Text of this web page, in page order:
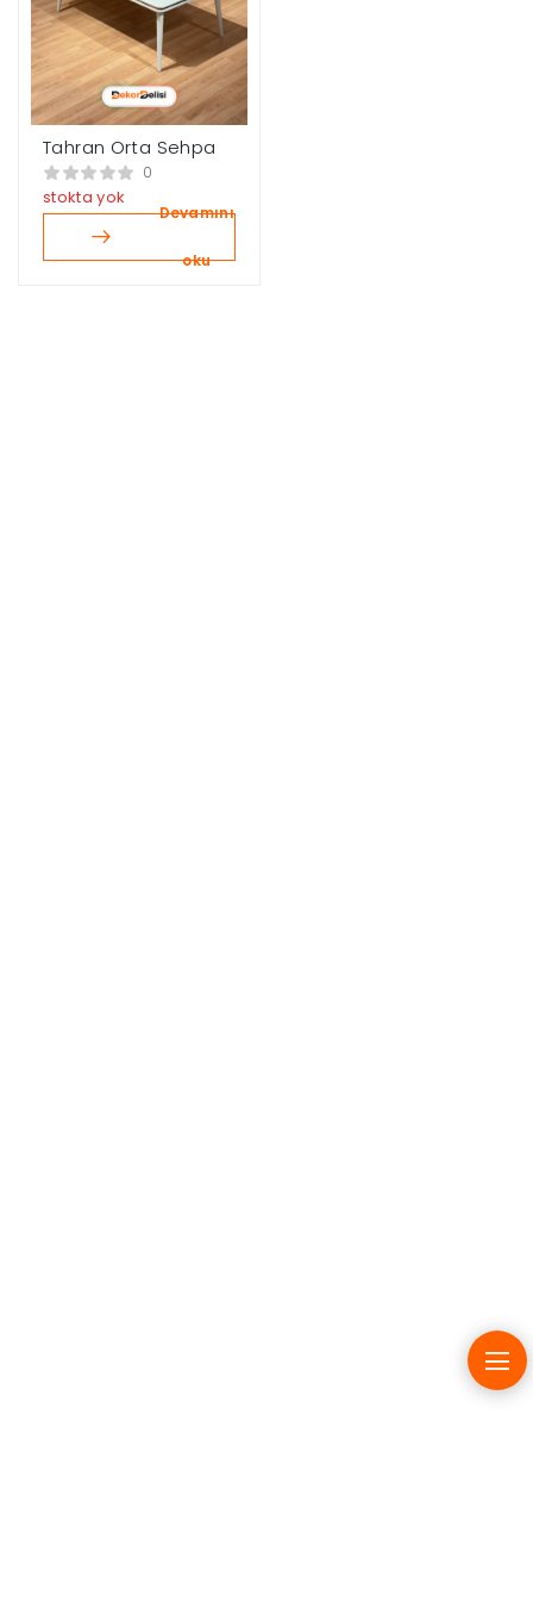
Tahran Orta Sehpa
0
stokta yok
Devamını
oku